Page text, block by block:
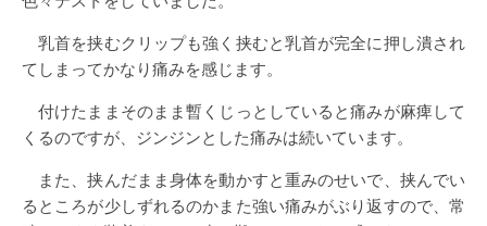
乳首を挟むクリップも強く挟むと乳首が完全に押し潰され
てしまってかなり痛みを感じます。
付けたままそのまま暫くじっとしていると痛みが麻痺して
くるのですが、ジンジンとした痛みは続いています。
また、挟んだまま身体を動かすと重みのせいで、挟んでい
るところが少しずれるのかまた強い痛みがぶり返すので、常